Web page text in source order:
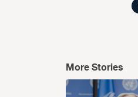
More Stories